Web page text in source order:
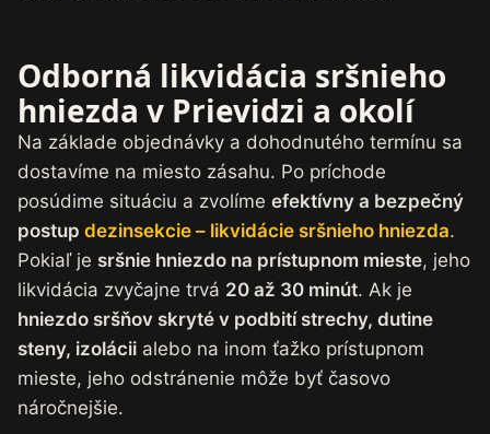
Odborná likvidácia sršnieho
hniezda v Prievidzi a okolí
Na základe objednávky a dohodnutého termínu sa
dostavíme na miesto zásahu. Po príchode
posúdime situáciu a zvolíme efektívny a bezpečný
postup dezinsekcie – likvidácie sršnieho hniezda.
Pokiaľ je sršnie hniezdo na prístupnom mieste, jeho
likvidácia zvyčajne trvá 20 až 30 minút. Ak je
hniezdo sršňov skryté v podbití strechy, dutine
steny, izolácii alebo na inom ťažko prístupnom
mieste, jeho odstránenie môže byť časovo
náročnejšie.